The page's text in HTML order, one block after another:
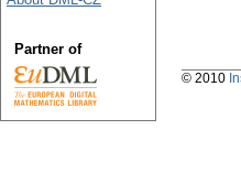
Partner of
© 2010